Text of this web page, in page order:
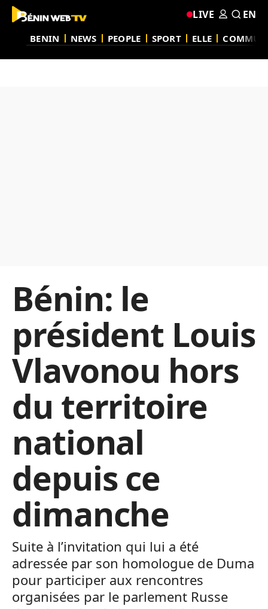
BENIN NEWS PEOPLE SPORT ELLE
LIVE EN
Bénin: le
président Louis
Vlavonou hors
du territoire
national
depuis ce
dimanche
Suite à l’invitation qui lui a été
adressée par son homologue de Duma
pour participer aux rencontres
organisées par le parlement Russe